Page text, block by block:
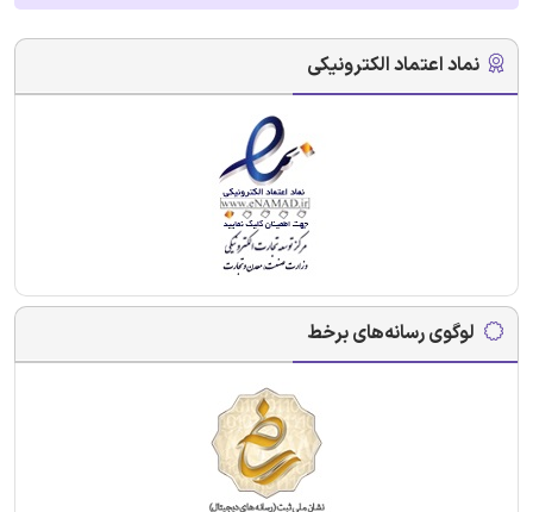
نماد اعتماد الکترونیکی
لوگوی رسانه‌های برخط